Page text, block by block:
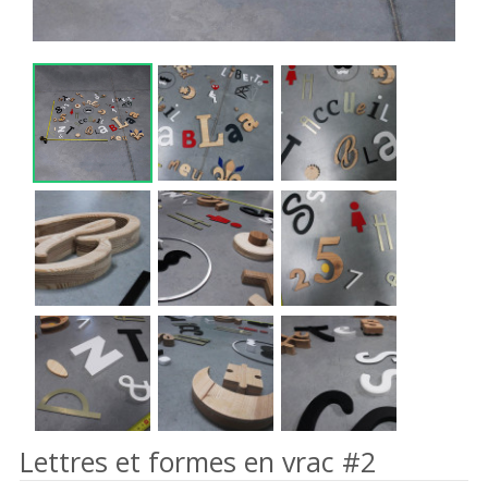
Lettres et formes en vrac #2